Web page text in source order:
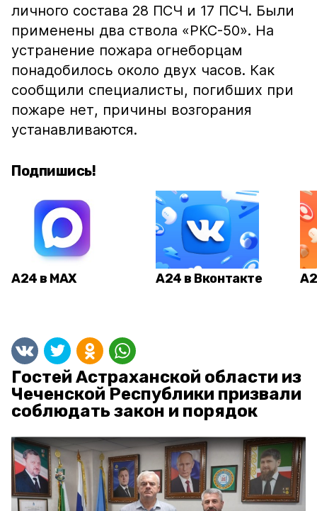
личного состава 28 ПСЧ и 17 ПСЧ. Были
применены два ствола «РКС-50». На
устранение пожара огнеборцам
понадобилось около двух часов. Как
сообщили специалисты, погибших при
пожаре нет, причины возгорания
устанавливаются.
Подпишись!
А24 в MAX А24 в Вконтакте
Гостей Астраханской области из
Чеченской Республики призвали
соблюдать закон и порядок